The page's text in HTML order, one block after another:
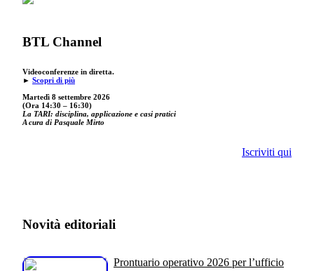
BTL Channel
Videoconferenze in diretta.
► Scopri di più
Martedì 8 settembre 2026
(Ora 14:30 – 16:30)
La TARI: disciplina, applicazione e casi pratici
A cura di Pasquale Mirto
Iscriviti qui
Novità editoriali
Prontuario operativo 2026 per l’ufficio